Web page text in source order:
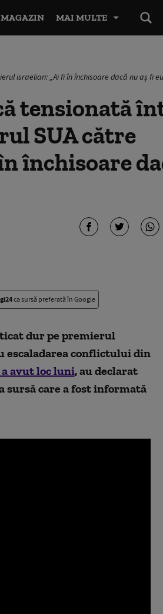
MAGAZIN MAI MULTE
israelian: „Ai fi în închisoare dacă nu aș fi
tensionată
SUA către
închisoare
ca sursă preferată în Google
dur pe premierul
escaladarea conflictului din
avut loc luni, au declarat
sursă care a fost informată